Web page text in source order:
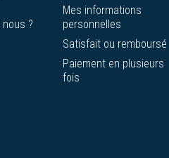
?
Mes informations
personnelles
Satisfait ou remboursé
Paiement en plusieurs
fois